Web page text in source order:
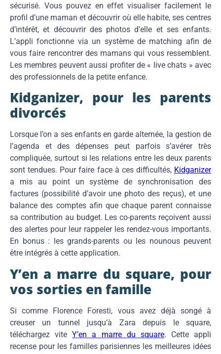
sécurisé. Vous pouvez en effet visualiser facilement le
profil d’une maman et découvrir où elle habite, ses centres
d’intérêt, et découvrir des photos d’elle et ses enfants.
L’appli fonctionne via un système de matching afin de
vous faire rencontrer des mamans qui vous ressemblent.
Les membres peuvent aussi profiter de « live chats » avec
des professionnels de la petite enfance.
Kidganizer, pour les parents
divorcés
Lorsque l’on a ses enfants en garde alternée, la gestion de
l’agenda et des dépenses peut parfois s’avérer très
compliquée, surtout si les relations entre les deux parents
sont tendues. Pour faire face à ces difficultés, Kidganizer
a mis au point un système de synchronisation des
factures (possibilité d’avoir une photo des reçus), et une
balance des comptes afin que chaque parent connaisse
sa contribution au budget. Les co-parents reçoivent aussi
des alertes pour leur rappeler les rendez-vous importants.
En bonus : les grands-parents ou les nounous peuvent
être intégrés à cette application.
Y’en a marre du square, pour
vos sorties en famille
Si comme Florence Foresti, vous avez déjà songé à
creuser un tunnel jusqu’à Zara depuis le square,
téléchargez viteY’en a marre du square. Cette appli
recense pour les familles parisiennes les meilleures idées